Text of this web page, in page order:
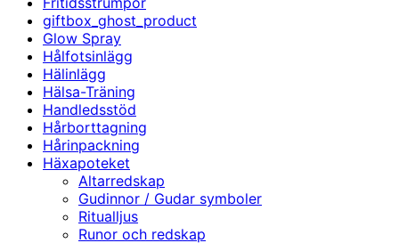
giftbox_ghost_product
Glow Spray
Hålfotsinlägg
Hälinlägg
Hälsa-Träning
Handledsstöd
Hårborttagning
Hårinpackning
Häxapoteket
Altarredskap
Gudinnor / Gudar symboler
Ritualljus
Runor och redskap